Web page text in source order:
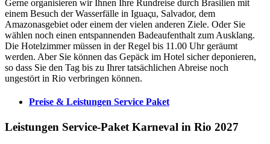
Gerne organisieren wir Ihnen Ihre Rundreise durch Brasilien mit
einem Besuch der Wasserfälle in Iguaςu, Salvador, dem
Amazonasgebiet oder einem der vielen anderen Ziele. Oder Sie
wählen noch einen entspannenden Badeaufenthalt zum Ausklang.
Die Hotelzimmer müssen in der Regel bis 11.00 Uhr geräumt
werden. Aber Sie können das Gepäck im Hotel sicher deponieren,
so dass Sie den Tag bis zu Ihrer tatsächlichen Abreise noch
ungestört in Rio verbringen können.
Preise & Leistungen Service Paket
Leistungen Service-Paket Karneval in Rio 2027